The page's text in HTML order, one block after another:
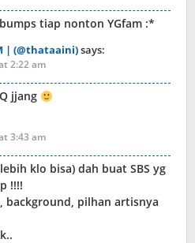
tiap nonton YGfam :*
| (@thataaini)says:
2:22 am
jjang
3:43 am
klo bisa) dah buat SBS yg
!!!!
background, pilhan artisnya